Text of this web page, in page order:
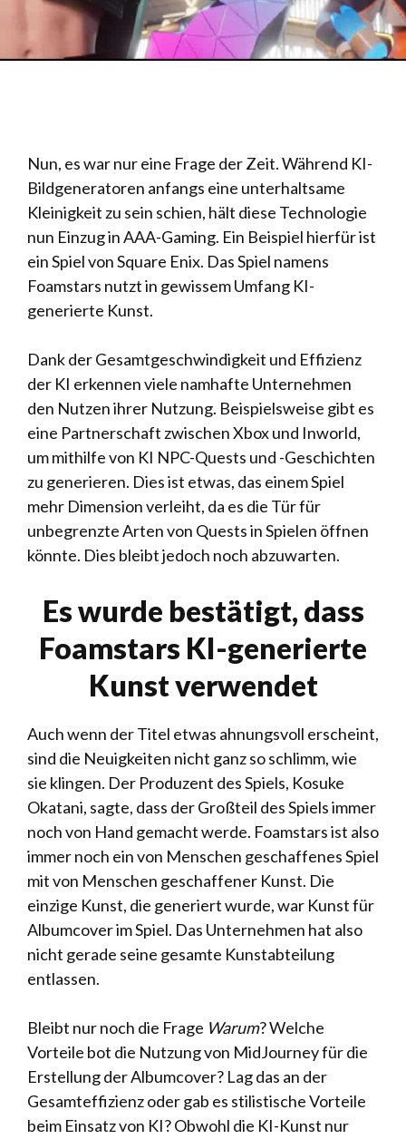
Nun, es war nur eine Frage der Zeit. Während KI-
Bildgeneratoren anfangs eine unterhaltsame
Kleinigkeit zu sein schien, hält diese Technologie
nun Einzug in AAA-Gaming. Ein Beispiel hierfür ist
ein Spiel von Square Enix. Das Spiel namens
Foamstars nutzt in gewissem Umfang KI-
generierte Kunst.
Dank der Gesamtgeschwindigkeit und Effizienz
der KI erkennen viele namhafte Unternehmen
den Nutzen ihrer Nutzung. Beispielsweise gibt es
eine Partnerschaft zwischen Xbox und Inworld,
um mithilfe von KI NPC-Quests und -Geschichten
zu generieren. Dies ist etwas, das einem Spiel
mehr Dimension verleiht, da es die Tür für
unbegrenzte Arten von Quests in Spielen öffnen
könnte. Dies bleibt jedoch noch abzuwarten.
Es wurde bestätigt, dass
Foamstars KI-generierte
Kunst verwendet
Auch wenn der Titel etwas ahnungsvoll erscheint,
sind die Neuigkeiten nicht ganz so schlimm, wie
sie klingen. Der Produzent des Spiels, Kosuke
Okatani, sagte, dass der Großteil des Spiels immer
noch von Hand gemacht werde. Foamstars ist also
immer noch ein von Menschen geschaffenes Spiel
mit von Menschen geschaffener Kunst. Die
einzige Kunst, die generiert wurde, war Kunst für
Albumcover im Spiel. Das Unternehmen hat also
nicht gerade seine gesamte Kunstabteilung
entlassen.
Bleibt nur noch die Frage Warum? Welche
Vorteile bot die Nutzung von MidJourney für die
Erstellung der Albumcover? Lag das an der
Gesamteffizienz oder gab es stilistische Vorteile
beim Einsatz von KI? Obwohl die KI-Kunst nur